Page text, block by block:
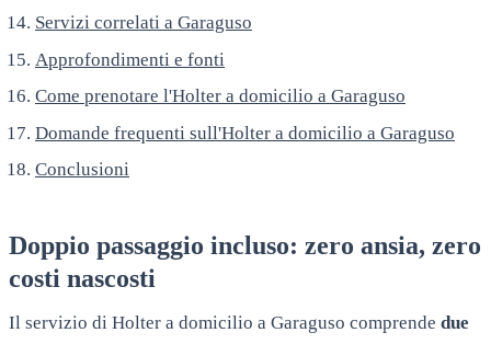
Servizi correlati a Garaguso
Approfondimenti e fonti
Come prenotare l'Holter a domicilio a Garaguso
Domande frequenti sull'Holter a domicilio a Garaguso
Conclusioni
Doppio passaggio incluso: zero ansia, zero
costi nascosti
Il servizio di Holter a domicilio a Garaguso comprende due